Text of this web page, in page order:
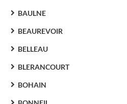
BAULNE
BEAUREVOIR
BELLEAU
BLERANCOURT
BOHAIN